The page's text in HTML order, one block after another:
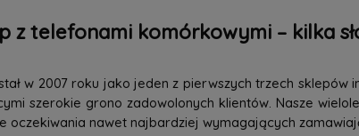
z telefonami komórkowymi – kilka
w 2007 roku jako jeden z pierwszych trzech
szerokie grono zadowolonych klientów. Nasze
oczekiwania nawet najbardziej wymagających